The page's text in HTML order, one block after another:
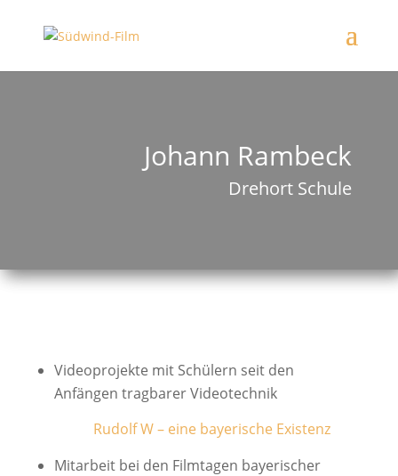
Johann Rambeck
Drehort Schule
Videoprojekte mit Schülern seit den
Anfängen tragbarer Videotechnik
Rudolf W – eine bayerische Existenz
Mitarbeit bei den Filmtagen bayerischer